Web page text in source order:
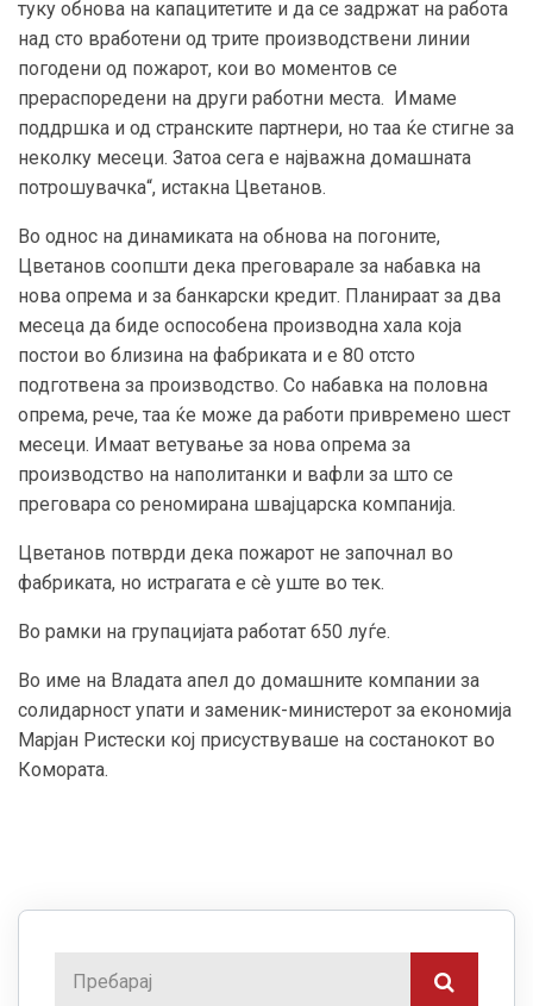
туку обнова на капацитетите и да се задржат на работа
над сто вработени од трите производствени линии
погодени од пожарот, кои во моментов се
прераспоредени на други работни места. Имаме
поддршка и од странските партнери, но таа ќе стигне за
неколку месеци. Затоа сега е најважна домашната
потрошувачка“, истакна Цветанов.
Во однос на динамиката на обнова на погоните,
Цветанов соопшти дека преговарале за набавка на
нова опрема и за банкарски кредит. Планираат за два
месеца да биде оспособена производна хала која
постои во близина на фабриката и е 80 отсто
подготвена за производство. Со набавка на половна
опрема, рече, таа ќе може да работи привремено шест
месеци. Имаат ветување за нова опрема за
производство на наполитанки и вафли за што се
преговара со реномирана швајцарска компанија.
Цветанов потврди дека пожарот не започнал во
фабриката, но истрагата е сè уште во тек.
Во рамки на групацијата работат 650 луѓе.
Во име на Владата апел до домашните компании за
солидарност упати и заменик-министерот за економија
Марјан Ристески кој присуствуваше на состанокот во
Комората.